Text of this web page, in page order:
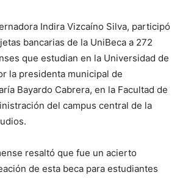
Indira Vizcaíno Silva, participó
bancarias de la UniBeca a 272
que estudian en la Universidad de
la presidenta municipal de
Bayardo Cabrera, en la Facultad de
del campus central de la
resaltó que fue un acierto
de esta beca para estudiantes